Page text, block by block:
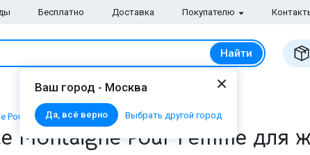
Бесплатно Доставка Покупателю
Найти
Ваш город - Москва
Да, всё верно Выбрать другой город
Pour Femme
Montaigne Pour Femme для